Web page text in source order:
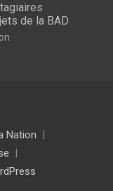
de la BAD
Nation